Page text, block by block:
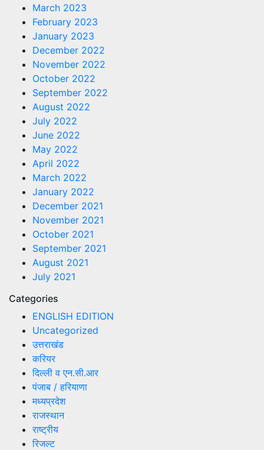
March 2023
February 2023
January 2023
December 2022
November 2022
October 2022
September 2022
August 2022
July 2022
June 2022
May 2022
April 2022
March 2022
January 2022
December 2021
November 2021
October 2021
September 2021
August 2021
July 2021
Categories
ENGLISH EDITION
Uncategorized
उत्तराखंड
करियर
दिल्ली व एन.सी.आर
पंजाब / हरियाणा
मध्यप्रदेश
राजस्थान
राष्ट्रीय
रिजल्ट